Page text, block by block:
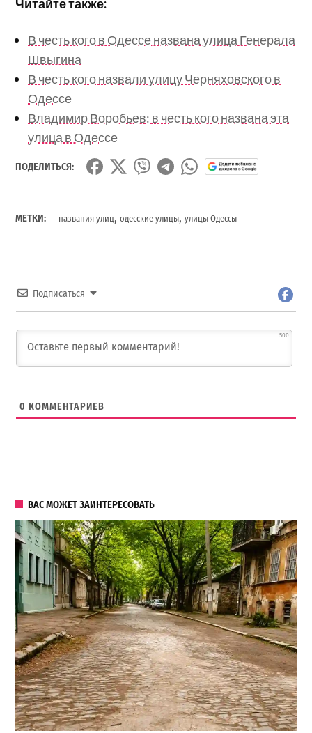
Читайте также:
В честь кого в Одессе названа улица Генерала
Швыгина
В честь кого назвали улицу Черняховского в
Одессе
Владимир Воробьев: в честь кого названа эта
улица в Одессе
ПОДЕЛИТЬСЯ:
МЕТКИ: названия улиц,одесские улицы,улицы Одессы
Подписаться
500
0 КОММЕНТАРИЕВ
ВАС МОЖЕТ ЗАИНТЕРЕСОВАТЬ